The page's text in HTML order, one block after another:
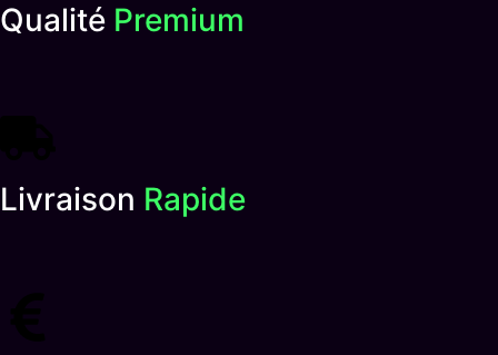
Qualité Premium
Livraison Rapide